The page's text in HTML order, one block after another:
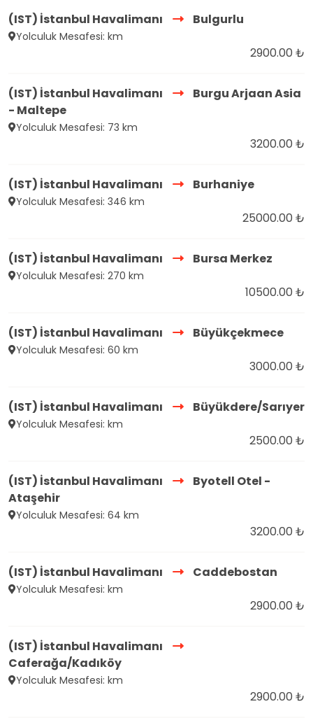
(IST) İstanbul Havalimanı Bulgurlu
Yolculuk Mesafesi: km
2900.00 ₺
(IST) İstanbul Havalimanı
Burgu Arjaan Asia
- Maltepe
Yolculuk Mesafesi: 73 km
3200.00 ₺
(IST) İstanbul Havalimanı Burhaniye
Yolculuk Mesafesi: 346 km
25000.00 ₺
(IST) İstanbul Havalimanı Bursa Merkez
Yolculuk Mesafesi: 270 km
10500.00 ₺
(IST) İstanbul Havalimanı Büyükçekmece
Yolculuk Mesafesi: 60 km
3000.00 ₺
(IST) İstanbul Havalimanı Büyükdere/Sarıyer
Yolculuk Mesafesi: km
2500.00 ₺
(IST) İstanbul Havalimanı
Byotell Otel -
Ataşehir
Yolculuk Mesafesi: 64 km
3200.00 ₺
(IST) İstanbul Havalimanı Caddebostan
Yolculuk Mesafesi: km
2900.00 ₺
(IST) İstanbul Havalimanı
Caferağa/Kadıköy
Yolculuk Mesafesi: km
2900.00 ₺